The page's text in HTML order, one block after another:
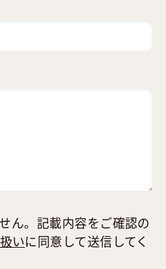
ん。記載内容をご確認の
いに同意して送信してく